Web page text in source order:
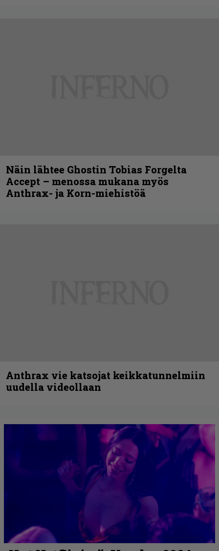
Näin lähtee Ghostin Tobias Forgelta
Accept – menossa mukana myös
Anthrax- ja Korn-miehistöä
Anthrax vie katsojat keikkatunnelmiin
uudella videollaan